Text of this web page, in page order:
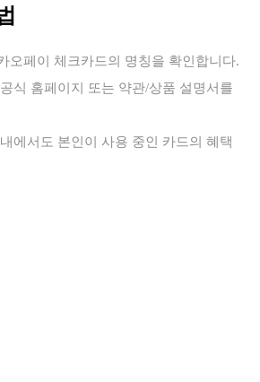
오페이 체크카드의 명칭을 확인합니다.
식 홈페이지 또는 약관/상품 설명서를
에서도 본인이 사용 중인 카드의 혜택